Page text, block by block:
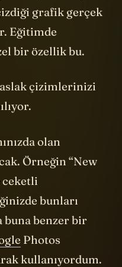
grafik gerçek
Eğitimde
bir özellik bu.
çizimlerinizi
olan
Örneğin “New
ceketli
bunları
buna benzer bir
Photos
kullanıyordum.